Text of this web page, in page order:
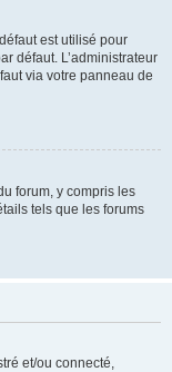
est utilisé pour
défaut. L’administrateur
via votre panneau de
forum, y compris les
tels que les forums
et/ou connecté,